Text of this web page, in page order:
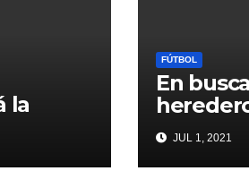
la
FÚTBOL
En
JUL 1, 2021